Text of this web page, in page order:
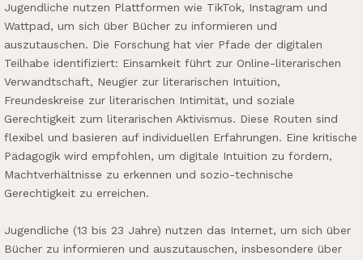
Jugendliche nutzen Plattformen wie TikTok, Instagram und
Wattpad, um sich über Bücher zu informieren und
auszutauschen. Die Forschung hat vier Pfade der digitalen
Teilhabe identifiziert: Einsamkeit führt zur Online-literarischen
Verwandtschaft, Neugier zur literarischen Intuition,
Freundeskreise zur literarischen Intimität, und soziale
Gerechtigkeit zum literarischen Aktivismus. Diese Routen sind
flexibel und basieren auf individuellen Erfahrungen. Eine kritische
Pädagogik wird empfohlen, um digitale Intuition zu fördern,
Machtverhältnisse zu erkennen und sozio-technische
Gerechtigkeit zu erreichen.
Jugendliche (13 bis 23 Jahre) nutzen das Internet, um sich über
Bücher zu informieren und auszutauschen, insbesondere über